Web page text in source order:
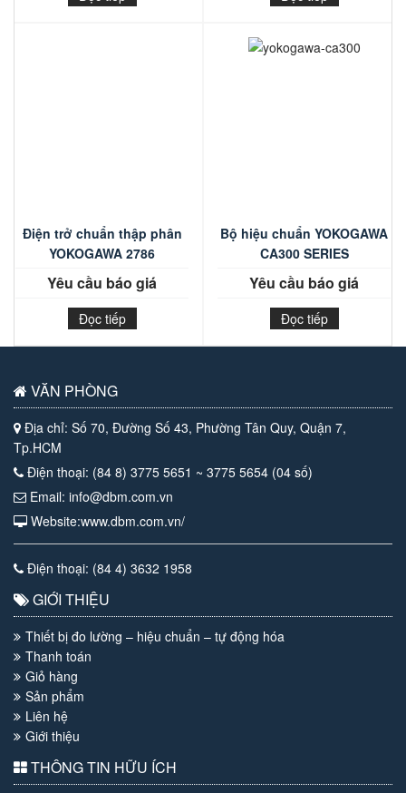
Điện trở chuẩn thập phân
YOKOGAWA 2786
Yêu cầu báo giá
Đọc tiếp
Bộ hiệu chuẩn YOKOGAWA
CA300 SERIES
Yêu cầu báo giá
Đọc tiếp
VĂN PHÒNG
Địa chỉ: Số 70, Đường Số 43, Phường Tân Quy, Quận 7,
Tp.HCM
Điện thoại: (84 8) 3775 5651 ~ 3775 5654 (04 số)
Email: info@dbm.com.vn
Website:www.dbm.com.vn/
Điện thoại: (84 4) 3632 1958
GIỚI THIỆU
Thiết bị đo lường – hiệu chuẩn – tự động hóa
Thanh toán
Giỏ hàng
Sản phẩm
Liên hệ
Giới thiệu
THÔNG TIN HỮU ÍCH